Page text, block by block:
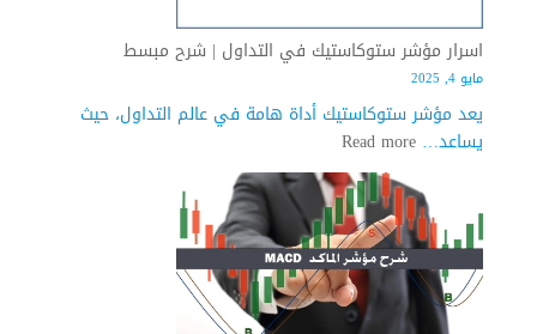
اسرار مؤشر ستوكاستيك في التداول | شرح مبسط
مايو 4, 2025
يعد مؤشر ستوكاستيك أداة هامة في عالم التداول، حيث
يساعد… Read more
:
اسرار
مؤشر
ستوكاستيك
في
التداول
|